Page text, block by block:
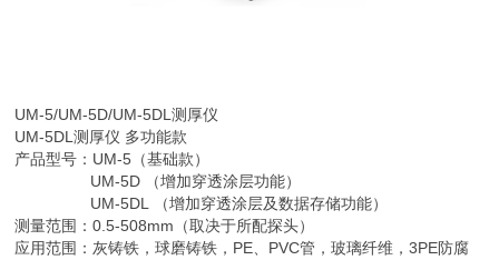
UM-5/UM-5D/UM-5DL测厚仪
UM-5DL测厚仪 多功能款
产品型号：UM-5（基础款）
UM-5D （增加穿透涂层功能）
UM-5DL （增加穿透涂层及数据存储功能）
测量范围：0.5-508mm（取决于所配探头）
应用范围：灰铸铁，球磨铸铁，PE、PVC管，玻璃纤维，3PE防腐